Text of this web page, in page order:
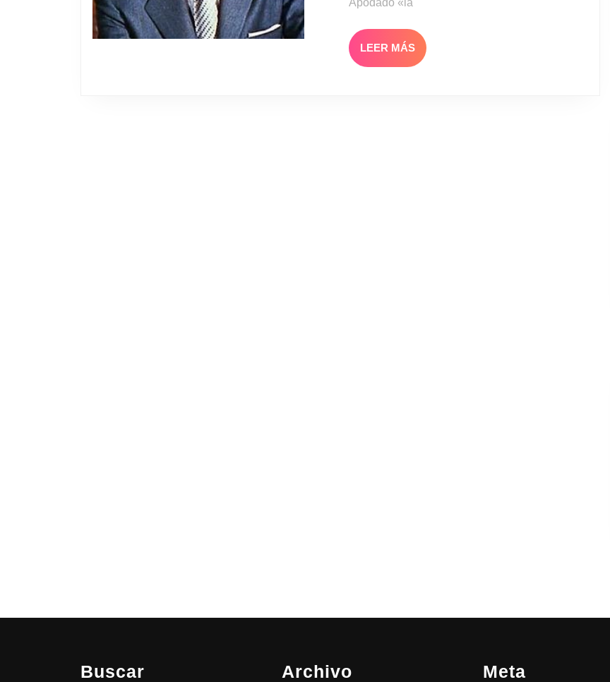
Apodado «la
LEER MÁSLEER
MÁS
Buscar Archivo Meta